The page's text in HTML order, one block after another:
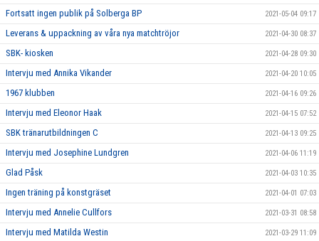
Fortsatt ingen publik på Solberga BP 2021-05-04 09:17
Leverans & uppackning av våra nya matchtröjor 2021-04-30 08:37
SBK- kiosken 2021-04-28 09:30
Intervju med Annika Vikander 2021-04-20 10:05
1967 klubben 2021-04-16 09:26
Intervju med Eleonor Haak 2021-04-15 07:52
SBK tränarutbildningen C 2021-04-13 09:25
Intervju med Josephine Lundgren 2021-04-06 11:19
Glad Påsk 2021-04-03 10:35
Ingen träning på konstgräset 2021-04-01 07:03
Intervju med Annelie Cullfors 2021-03-31 08:58
Intervju med Matilda Westin 2021-03-29 11:09